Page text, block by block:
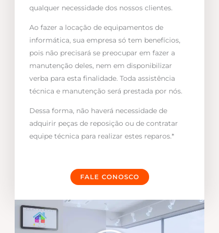
qualquer necessidade dos nossos clientes.
Ao fazer a locação de equipamentos de
informática, sua empresa só tem benefícios,
pois não precisará se preocupar em fazer a
manutenção deles, nem em disponibilizar
verba para esta finalidade. Toda assistência
técnica e manutenção será prestada por nós.
Dessa forma, não haverá necessidade de
adquirir peças de reposição ou de contratar
equipe técnica para realizar estes reparos.*
FALE CONOSCO